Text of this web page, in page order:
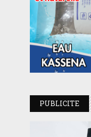
PUBLICITE